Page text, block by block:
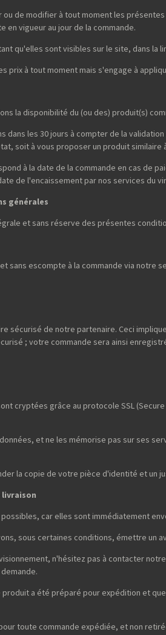
de modifier à tout moment les
en vigueur au jour de la commande.
qu'elles sont visibles sur le site, dans la
prix à tout moment mais s'engage à
la disponibilité du (ou des) produit(s)
dans les 30 jours à compter de la
soit à vous proposer un produit similaire
à la date de la commande en cas de
de l'encaissement par nos services du
générales
et sans réserve des présentes
sans escompte à la commande via notre
sécurisé de notre partenaire. Ceci
; votre commande sera ainsi
cryptées grâce au protocole SSL
et ne les mémorise pas sur ses
la copie de votre pièce d'identité et un
livraison
car elles sont immédiatement
sous certaines conditions, émettre un
n'hésitez pas à contacter
produit a été préparé pour expédition et
toute commande expédiée, et non